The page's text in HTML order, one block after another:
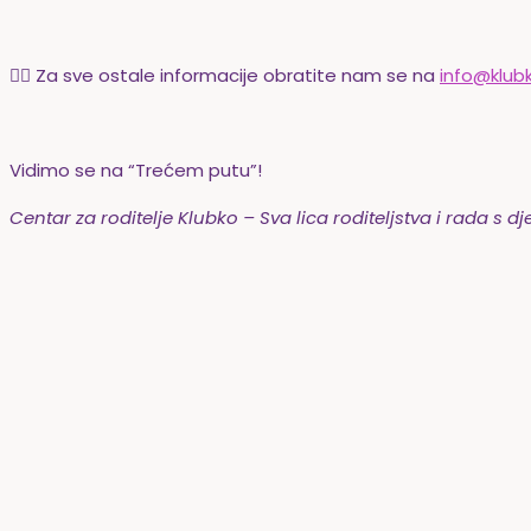
👉🏻 Za sve ostale informacije obratite nam se na
Vidimo se na “Trećem putu”!
Centar za roditelje Klubko –Sva lica roditeljstva i rada s